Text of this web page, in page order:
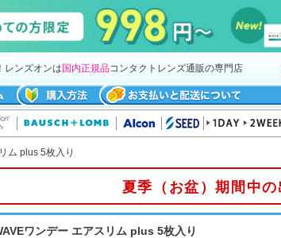
レンズオンは国内正規品コンタクトレンズ通販の専門店
ム plus 5枚入り
夏季（お盆）期間中
ワンデー エアスリム plus 5枚入り